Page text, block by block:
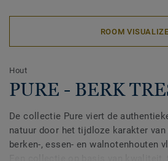
ROOM
Hout
PURE - BERK
De collectie Pure viert de
natuur door het tijdloze karakter van
berken-, essen- en walnotenhouten